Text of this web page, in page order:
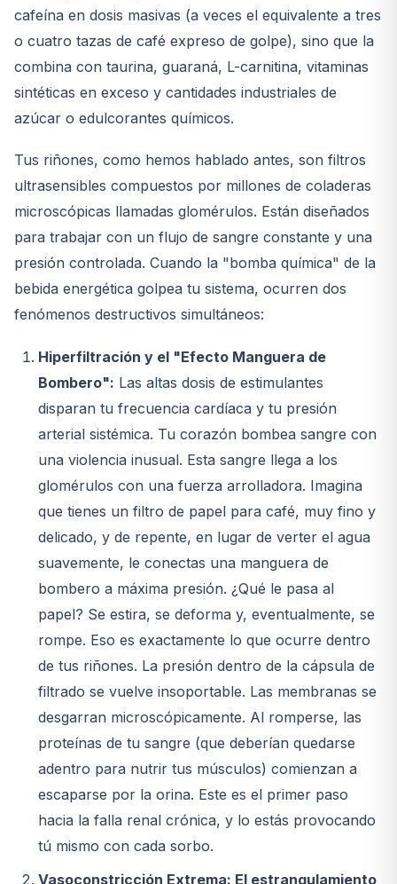
cafeína en dosis masivas (a veces el equivalente a tres
o cuatro tazas de café expreso de golpe), sino que la
combina con taurina, guaraná, L-carnitina, vitaminas
sintéticas en exceso y cantidades industriales de
azúcar o edulcorantes químicos.
Tus riñones, como hemos hablado antes, son filtros
ultrasensibles compuestos por millones de coladeras
microscópicas llamadas glomérulos. Están diseñados
para trabajar con un flujo de sangre constante y una
presión controlada. Cuando la "bomba química" de la
bebida energética golpea tu sistema, ocurren dos
fenómenos destructivos simultáneos:
Hiperfiltración y el "Efecto Manguera de
Bombero": Las altas dosis de estimulantes
disparan tu frecuencia cardíaca y tu presión
arterial sistémica. Tu corazón bombea sangre con
una violencia inusual. Esta sangre llega a los
glomérulos con una fuerza arrolladora. Imagina
que tienes un filtro de papel para café, muy fino y
delicado, y de repente, en lugar de verter el agua
suavemente, le conectas una manguera de
bombero a máxima presión. ¿Qué le pasa al
papel? Se estira, se deforma y, eventualmente, se
rompe. Eso es exactamente lo que ocurre dentro
de tus riñones. La presión dentro de la cápsula de
filtrado se vuelve insoportable. Las membranas se
desgarran microscópicamente. Al romperse, las
proteínas de tu sangre (que deberían quedarse
adentro para nutrir tus músculos) comienzan a
escaparse por la orina. Este es el primer paso
hacia la falla renal crónica, y lo estás provocando
tú mismo con cada sorbo.
Vasoconstricción Extrema: El estrangulamiento